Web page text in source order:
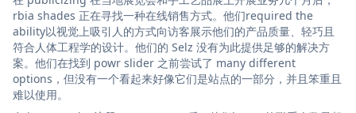
rbia shades 正在寻找一种在线销售方式。他们required the
ability以视觉上吸引人的方式向访客展示他们的产品质量、轻巧且
符合人体工程学的设计。他们的 Selz 没有为此提供足够的解决方
案。他们在找到 powr slider 之前尝试了 many different
options，但没有一个看起来好像它们是站点的一部分，并且笨重且
难以使用。